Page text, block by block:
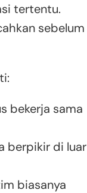
tertentu.
sebelum
bekerja sama
berpikir di luar
biasanya